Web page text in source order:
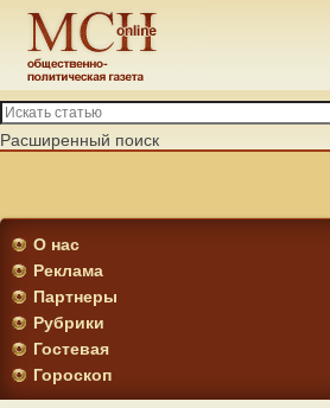
Расширенный поиск
О нас
Реклама
Партнеры
Рубрики
Гостевая
Гороскоп